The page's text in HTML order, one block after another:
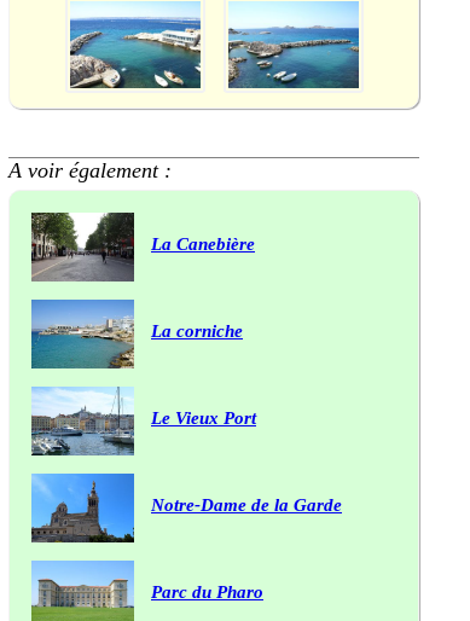
A voir également :
La Canebière
La corniche
Le Vieux Port
Notre-Dame de la Garde
Parc du Pharo